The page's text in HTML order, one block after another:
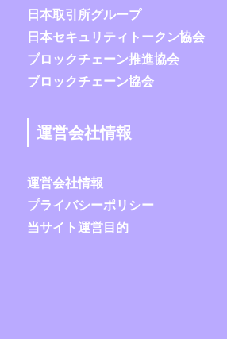
日本取引所グループ
日本セキュリティトークン協会
ブロックチェーン推進協会
ブロックチェーン協会
運営会社情報
運営会社情報
プライバシーポリシー
当サイト運営目的